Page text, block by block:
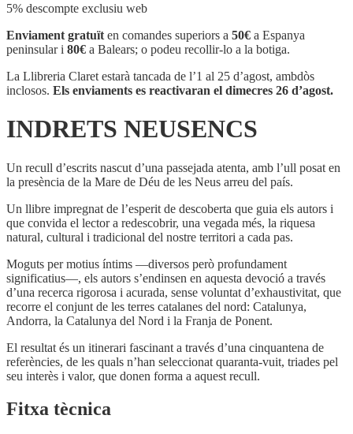
5% descompte exclusiu web
Enviament gratuït en comandes superiors a 50€ a Espanya
peninsular i 80€ a Balears; o podeu recollir-lo a la botiga.
La Llibreria Claret estarà tancada de l’1 al 25 d’agost, ambdòs
inclosos. Els enviaments es reactivaran el dimecres 26 d’agost.
INDRETS NEUSENCS
Un recull d’escrits nascut d’una passejada atenta, amb l’ull posat en
la presència de la Mare de Déu de les Neus arreu del país.
Un llibre impregnat de l’esperit de descoberta que guia els autors i
que convida el lector a redescobrir, una vegada més, la riquesa
natural, cultural i tradicional del nostre territori a cada pas.
Moguts per motius íntims —diversos però profundament
significatius—, els autors s’endinsen en aquesta devoció a través
d’una recerca rigorosa i acurada, sense voluntat d’exhaustivitat, que
recorre el conjunt de les terres catalanes del nord: Catalunya,
Andorra, la Catalunya del Nord i la Franja de Ponent.
El resultat és un itinerari fascinant a través d’una cinquantena de
referències, de les quals n’han seleccionat quaranta-vuit, triades pel
seu interès i valor, que donen forma a aquest recull.
Fitxa tècnica